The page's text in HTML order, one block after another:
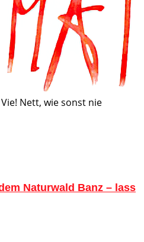
Nett, wie sonst nie
Naturwald Banz – lass